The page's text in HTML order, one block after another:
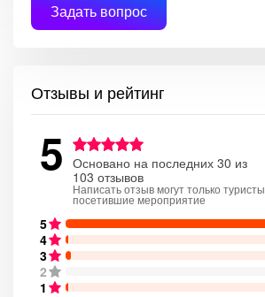
Задать вопрос
Отзывы и рейтинг
5 Основано на последних 30 из
103 отзывов
Написать отзыв могут только туристы
посетившие мероприятие
5
4
3
2
1